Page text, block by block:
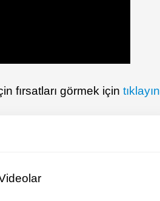
fırsatları görmek içintıklayın